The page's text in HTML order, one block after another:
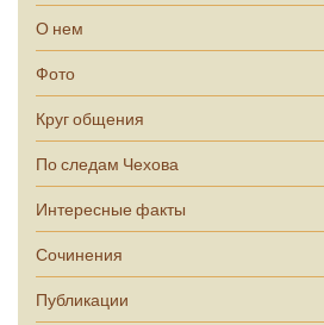
О нем
Фото
Круг общения
По следам Чехова
Интересные факты
Сочинения
Публикации